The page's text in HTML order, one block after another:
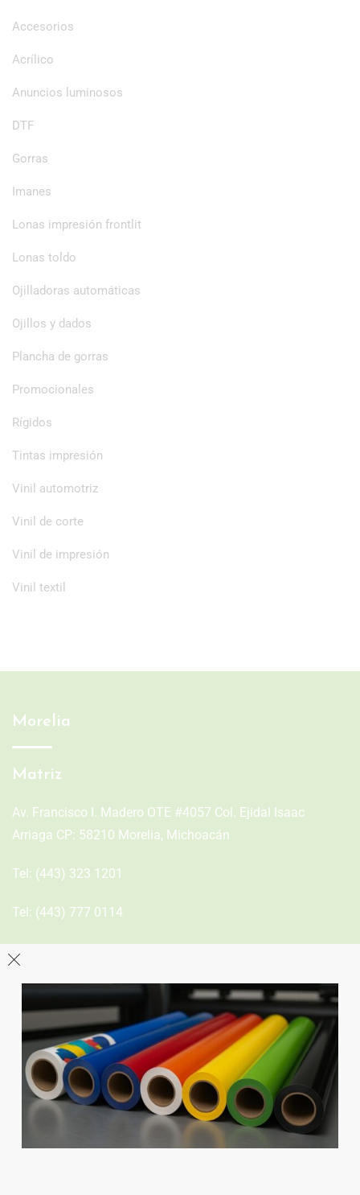
Accesorios
Acrílico
Anuncios luminosos
DTF
Gorras
Imanes
Lonas impresión frontlit
Lonas toldo
Ojilladoras automáticas
Ojillos y dados
Plancha de gorras
Promocionales
Rígidos
Tintas impresión
Vinil automotriz
Vinil de corte
Vinil de impresión
Vinil textil
Morelia
Matriz
Av. Francisco I. Madero OTE #4057 Col. Ejidal Isaac
Arriaga CP: 58210 Morelia, Michoacán
Tel: (443) 323 1201
Tel: (443) 777 0114
León
Sucursal
Av del Astillero 129 Centro bodeguero Las Trojes León,
Guanajuato
Tel:(477) 776 8994